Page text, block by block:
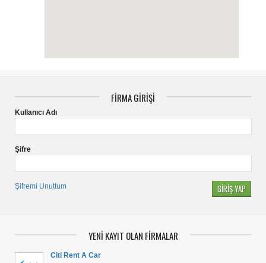
FİRMA GİRİŞİ
Kullanıcı Adı
Şifre
Şifremi Unuttum
YENİ KAYIT OLAN FİRMALAR
Citi Rent A Car